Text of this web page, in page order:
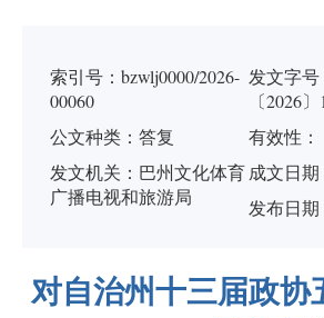
索引号：bzwlj0000/2026-
00060
发文字
〔2026
公文种类：答复
有效性：
发文机关：巴州文化体育
广播电视和旅游局
成文日期
发布日期
对自治州十三届政协